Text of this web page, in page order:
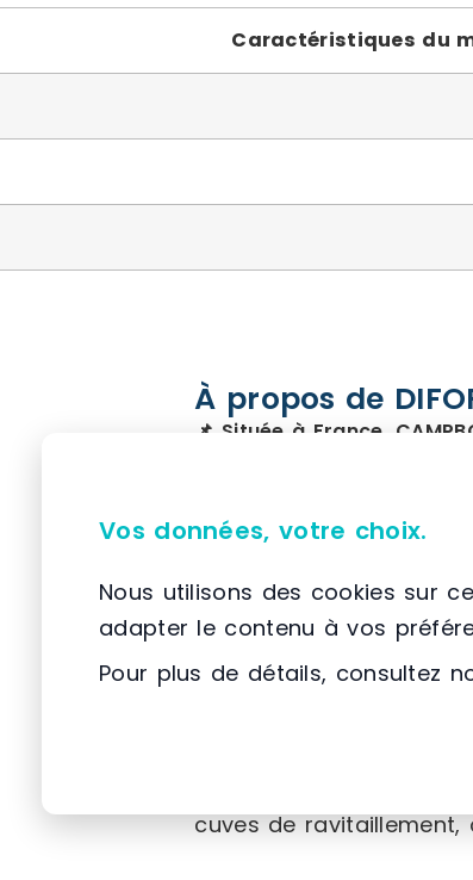
Caractéristiques du
À propos de
📌 Située à France,
propose une
absorbants industriels
Avec plus de 20 ans
à l’international dans
absorbants…) ainsi que
cuves de ravitaillement,
Vos données, votre choix.
Nous utilisons des cookies sur
adapter le contenu à vos
Pour plus de détails, consultez